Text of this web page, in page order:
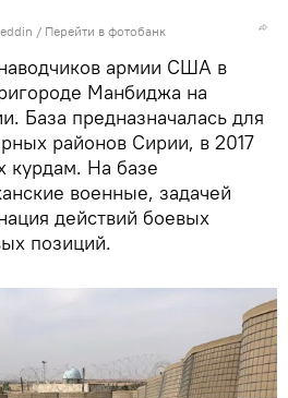
/ Перейти в фотобанк
армии США в
Манбиджа на
База предназначалась для
районов Сирии, в 2017
курдам. На базе
военные, задачей
действий боевых
позиций.